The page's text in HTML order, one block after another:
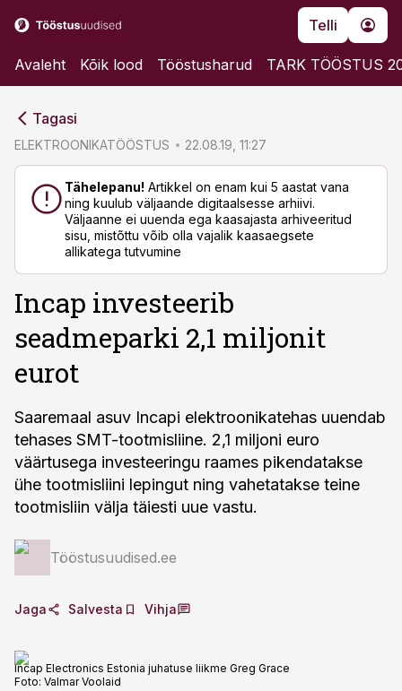
Telli
Avaleht Kõik lood Tööstusharud TARK TÖÖSTUS
Tagasi
ELEKTROONIKATÖÖSTUS 22.08.19, 11:27
Tähelepanu! Artikkel on enam kui 5 aastat vana
ning kuulub väljaande digitaalsesse arhiivi.
Väljaanne ei uuenda ega kaasajasta arhiveeritud
sisu, mistõttu võib olla vajalik kaasaegsete
allikatega tutvumine
Incap investeerib
seadmeparki 2,1 miljonit
eurot
Saaremaal asuv Incapi elektroonikatehas uuendab
tehases SMT-tootmisliine. 2,1 miljoni euro
väärtusega investeeringu raames pikendatakse
ühe tootmisliini lepingut ning vahetatakse teine
tootmisliin välja täiesti uue vastu.
Tööstusuudised.ee
Jaga Salvesta Vihja
Incap Electronics Estonia juhatuse liikme Greg Grace
Foto: Valmar Voolaid